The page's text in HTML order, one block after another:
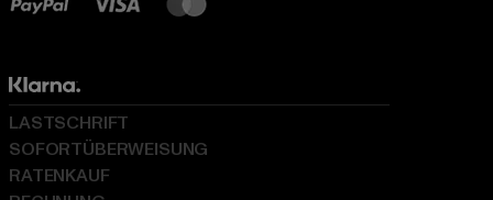
LASTSCHRIFT
SOFORTÜBERWEISUNG
RATENKAUF